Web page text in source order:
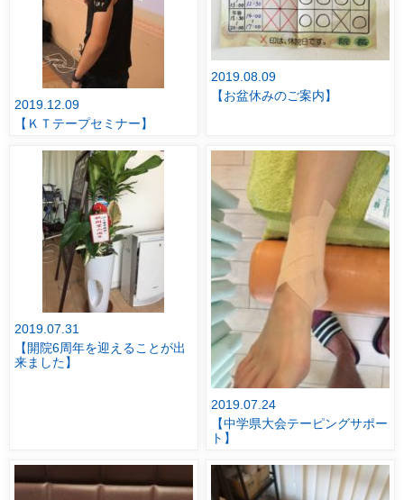
2019.12.09
【ＫＴテープセミナー】
2019.08.09
【お盆休みのご案内】
2019.07.31
【開院6周年を迎えることが出
来ました】
2019.07.24
【中学県大会テーピングサポー
ト】